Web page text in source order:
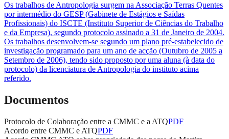
Os trabalhos de Antropologia surgem na Associação Terras Quentes
por intermédio do GESP (Gabinete de Estágios e Saídas
Profissionais) do ISCTE (Instituto Superior de Ciências do Trabalho
e da Empresa), segundo protocolo assinado a 31 de Janeiro de 2004.
Os trabalhos desenvolvem-se segundo um plano pré-estabelecido de
investigação programado para um ano de acção (Outubro de 2005 a
Setembro de 2006), tendo sido proposto por uma aluna (à data do
protocolo) da licenciatura de Antropologia do instituto acima
referido.
Documentos
Protocolo de Colaboração entre a CMMC e a ATQPDF
Acordo entre CMMC e ATQPDF